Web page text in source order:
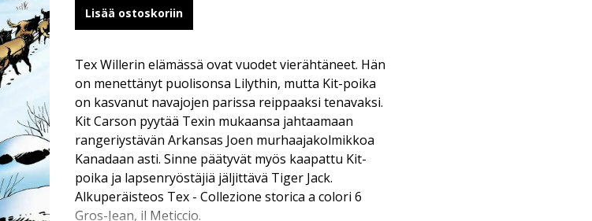
Lisää ostoskoriin
Tex Willerin elämässä ovat vuodet vierähtäneet. Hän
on menettänyt puolisonsa Lilythin, mutta Kit-poika
on kasvanut navajojen parissa reippaaksi tenavaksi.
Kit Carson pyytää Texin mukaansa jahtaamaan
rangeriystävän Arkansas Joen murhaajakolmikkoa
Kanadaan asti. Sinne päätyvät myös kaapattu Kit-
poika ja lapsenryöstäjiä jäljittävä Tiger Jack.
Alkuperäisteos Tex - Collezione storica a colori 6
Gros-Jean, il Meticcio.